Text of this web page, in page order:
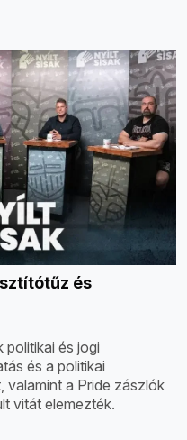
és
politikai és jogi
és a politikai
a Pride zászlók
vitát elemezték.